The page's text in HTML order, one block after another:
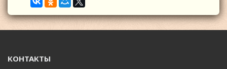
КОНТАКТЫ